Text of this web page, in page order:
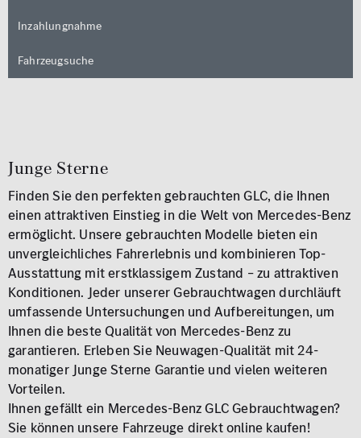
Inzahlungnahme
Fahrzeugsuche
Junge Sterne
Finden Sie den perfekten gebrauchten GLC, die Ihnen
einen attraktiven Einstieg in die Welt von Mercedes-Benz
ermöglicht. Unsere gebrauchten Modelle bieten ein
unvergleichliches Fahrerlebnis und kombinieren Top-
Ausstattung mit erstklassigem Zustand – zu attraktiven
Konditionen. Jeder unserer Gebrauchtwagen durchläuft
umfassende Untersuchungen und Aufbereitungen, um
Ihnen die beste Qualität von Mercedes-Benz zu
garantieren. Erleben Sie Neuwagen-Qualität mit 24-
monatiger Junge Sterne Garantie und vielen weiteren
Vorteilen.
Ihnen gefällt ein Mercedes-Benz GLC Gebrauchtwagen?
Sie können unsere Fahrzeuge direkt online kaufen!